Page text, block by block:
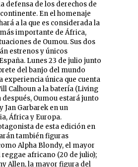
defensa de los derechos de
En el homenaje
a la que es considerada la
importante de África,
de Oumou. Sus dos
estrenos y únicos
Lunes 23 de julio junto
del banjo del mundo
experiencia única que cuenta
Calhoun a la batería (Living
después, Oumou estará junto
Jan Garbarek en un
África y Europa.
de esta edición en
también figuras
Alpha Blondy, el mayor
africano (20 de julio);
Allen, la mayor figura del